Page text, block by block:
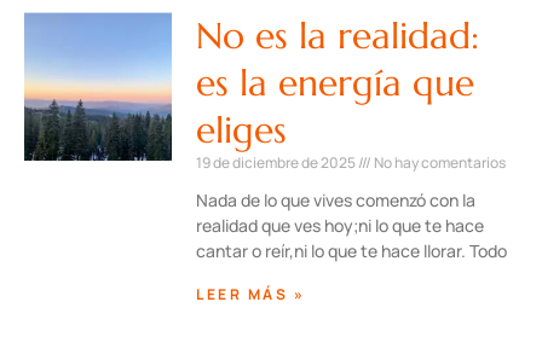
No es la realidad:
es la energía que
eliges
19 de diciembre de 2025 No hay comentarios
Nada de lo que vives comenzó con la
realidad que ves hoy;ni lo que te hace
cantar o reír,ni lo que te hace llorar. Todo
LEER MÁS »